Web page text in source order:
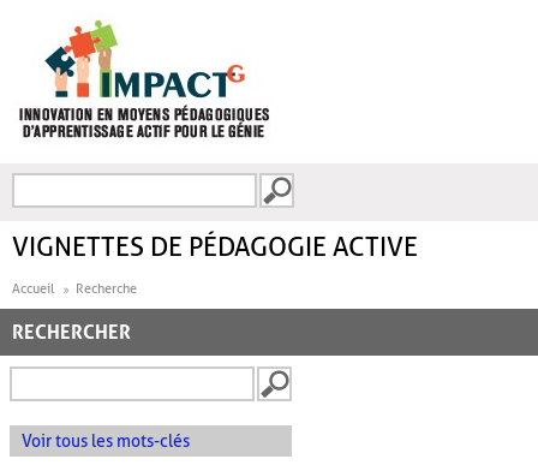
FORMULAIRE DE
VIGNETTES DE PÉDAGOGIE ACTIVE
Accueil Recherche
RECHERCHER
Voir tous les mots-clés